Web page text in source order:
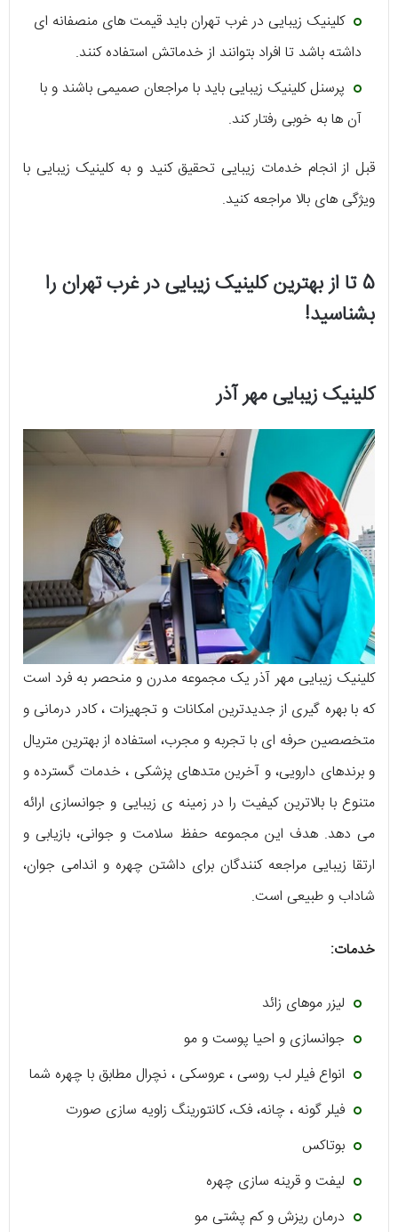
کلینیک زیبایی در غرب تهران باید قیمت های منصفانه ای
داشته باشد تا افراد بتوانند از خدماتش استفاده کنند.
پرسنل کلینیک زیبایی باید با مراجعان صمیمی باشند و با
آن ها به خوبی رفتار کند.
قبل از انجام خدمات زیبایی تحقیق کنید و به کلینیک زیبایی با
ویژگی های بالا مراجعه کنید.
5 تا از بهترین کلینیک زیبایی در غرب تهران را
بشناسید!
کلینیک زیبایی مهر آذر
کلینیک زیبایی مهر آذر یک مجموعه مدرن و منحصر به فرد است
که با بهره گیری از جدیدترین امکانات و تجهیزات ، کادر درمانی و
متخصصین حرفه ای با تجربه و مجرب، استفاده از بهترین متریال
و برندهای دارویی، و آخرین متدهای پزشکی ، خدمات گسترده و
متنوع با بالاترین کیفیت را در زمینه ی زیبایی و جوانسازی ارائه
می دهد. هدف این مجموعه حفظ سلامت و جوانی، بازیابی و
ارتقا زیبایی مراجعه کنندگان برای داشتن چهره و اندامی جوان،
شاداب و طبیعی است.
خدمات:
لیزر موهای زائد
جوانسازی و احیا پوست و مو
انواع فیلر لب روسی ، عروسکی ، نچرال مطابق با چهره شما
فیلر گونه ، چانه، فک، کانتورینگ زاویه سازی صورت
بوتاکس
لیفت و قرینه سازی چهره
درمان ریزش و کم پشتی مو